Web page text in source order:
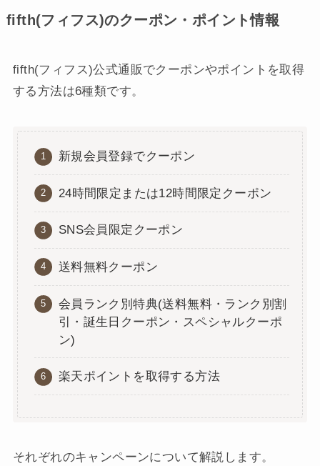
fifth(フィフス)のクーポン・ポイント情報
fifth(フィフス)公式通販でクーポンやポイントを取得
する方法は6種類です。
新規会員登録でクーポン
24時間限定または12時間限定クーポン
SNS会員限定クーポン
送料無料クーポン
会員ランク別特典(送料無料・ランク別割
引・誕生日クーポン・スペシャルクーポ
ン)
楽天ポイントを取得する方法
それぞれのキャンペーンについて解説します。